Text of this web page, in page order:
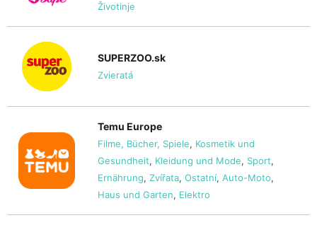
Životinje
SUPERZOO.sk
Zvieratá
Temu Europe
Filme, Bücher, Spiele, Kosmetik und
Gesundheit, Kleidung und Mode, Sport,
Ernährung, Zvířata, Ostatní, Auto-Moto,
Haus und Garten, Elektro